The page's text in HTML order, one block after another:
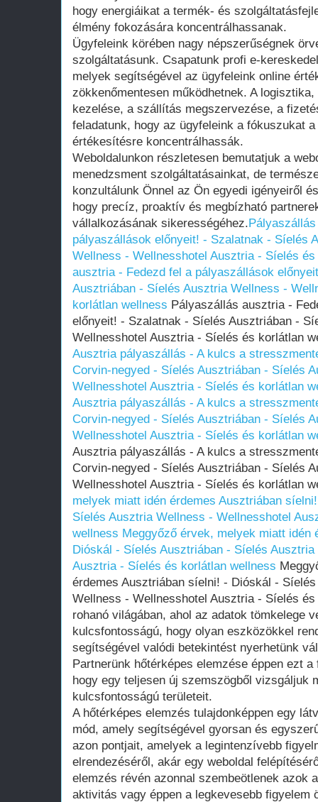
hogy energiáikat a termék- és
élmény fokozására koncentrálhassanak.
Ügyfeleink körében nagy népszerűségnek
szolgáltatásunk. Csapatunk profi e-
melyek segítségével az ügyfeleink online
zökkenőmentesen működhetnek. A
kezelése, a szállítás megszervezése, a
feladatunk, hogy az ügyfeleink a fókuszukat
értékesítésre koncentrálhassák.
Weboldalunkon részletesen bemutatjuk a
menedzsment szolgáltatásainkat, de
konzultálunk Önnel az Ön egyedi igényeiről
hogy precíz, proaktív és megbízható
vállalkozásának sikerességéhez.
pályaszállások előnyeit! - Szalatnak - Síelés
Wellness - Wellnesshotel Ausztria - Síelés
ausztria - Fedezd fel a pályaszállások
Ausztriában - Síelés Ausztria Wellness -
korlátlan wellness Pályaszállás ausztria -
előnyeit! - Szalatnak - Síelés Ausztriában -
Wellnesshotel Ausztria - Síelés és korlátlan
Ausztria pályaszállás - A kulcs a
Corvin-negyed - Síelés Ausztriában - Síelés
Wellnesshotel Ausztria - Síelés és korlátlan
Ausztria pályaszállás - A kulcs a
Corvin-negyed - Síelés Ausztriában - Síelés
Wellnesshotel Ausztria - Síelés és korlátlan
Ausztria pályaszállás - A kulcs a
Corvin-negyed - Síelés Ausztriában - Síelés
Wellnesshotel Ausztria - Síelés és korlátlan
melyek miatt idén érdemes Ausztriában
Síelés Ausztria Wellness - Wellnesshotel
wellness Meggyőző érvek, melyek miatt idén
Dióskál - Síelés Ausztriában - Síelés
Ausztria - Síelés és korlátlan wellness
érdemes Ausztriában síelni! - Dióskál -
Wellness - Wellnesshotel Ausztria - Síelés
rohanó világában, ahol az adatok tömkelege
kulcsfontosságú, hogy olyan eszközökkel
segítségével valódi betekintést nyerhetünk
Partnerünk hőtérképes elemzése éppen ezt
hogy egy teljesen új szemszögből vizsgáljuk
kulcsfontosságú területeit.
A hőtérképes elemzés tulajdonképpen egy
mód, amely segítségével gyorsan és
azon pontjait, amelyek a legintenzívebb
elrendezéséről, akár egy weboldal
elemzés révén azonnal szembeötlenek azok
aktivitás vagy éppen a legkevesebb figyelem